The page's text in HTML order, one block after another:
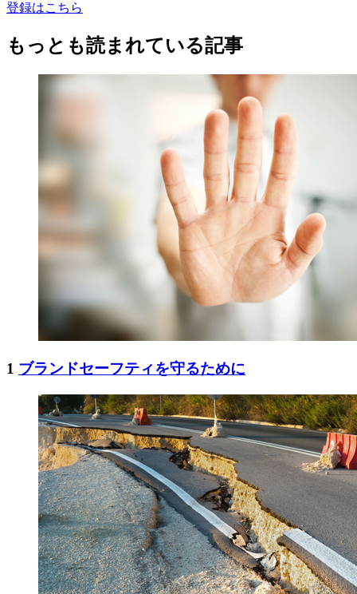
登録はこちら
もっとも読まれている記事
1 ブランドセーフティを守るために